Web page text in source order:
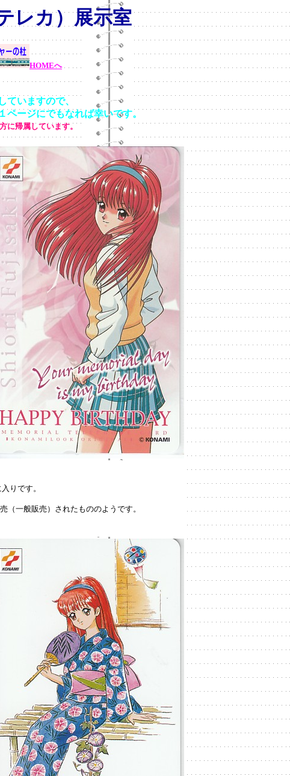
レカ）展示室
HOMEへ
いますので、
ージにでもなれば幸いです。
に帰属しています。
りです。
一般販売）されたもののようです。